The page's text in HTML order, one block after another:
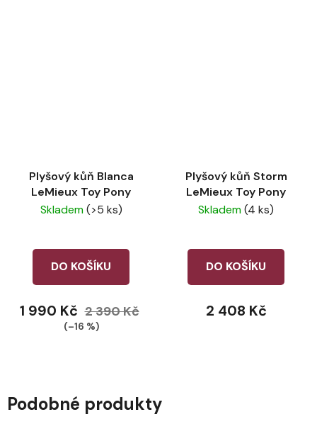
Plyšový kůň Blanca
LeMieux Toy Pony
Skladem(>5 ks)
DO KOŠÍKU
1 990 Kč 2 390 Kč
(–16 %)
Plyšový kůň Storm
LeMieux Toy Pony
Skladem(4 ks)
DO KOŠÍKU
2 408 Kč
Podobné produkty